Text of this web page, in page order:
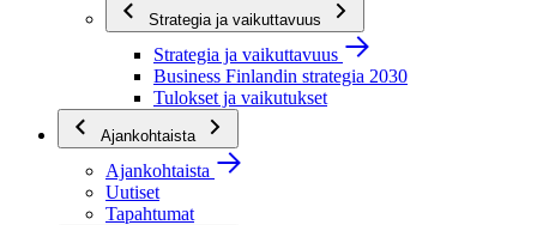
Strategia ja vaikuttavuus
Strategia ja vaikuttavuus
Business Finlandin strategia 2030
Tulokset ja vaikutukset
Ajankohtaista
Ajankohtaista
Uutiset
Tapahtumat